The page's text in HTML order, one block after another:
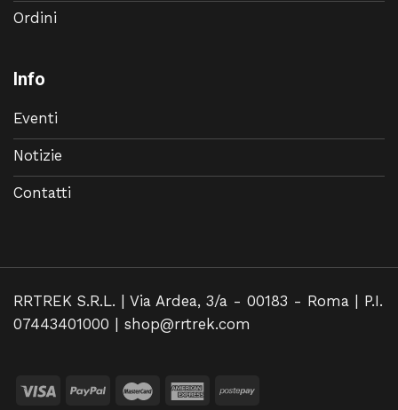
Ordini
Info
Eventi
Notizie
Contatti
RRTREK S.R.L. | Via Ardea, 3/a - 00183 - Roma | P.I.
07443401000 | shop@rrtrek.com